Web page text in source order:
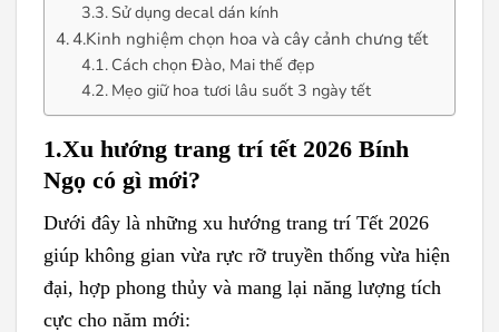
Sử dụng decal dán kính
4.Kinh nghiệm chọn hoa và cây cảnh chưng tết
Cách chọn Đào, Mai thế đẹp
Mẹo giữ hoa tươi lâu suốt 3 ngày tết
1.Xu hướng trang trí tết 2026 Bính
Ngọ có gì mới?
Dưới đây là những xu hướng trang trí Tết 2026
giúp không gian vừa rực rỡ truyền thống vừa hiện
đại, hợp phong thủy và mang lại năng lượng tích
cực cho năm mới: